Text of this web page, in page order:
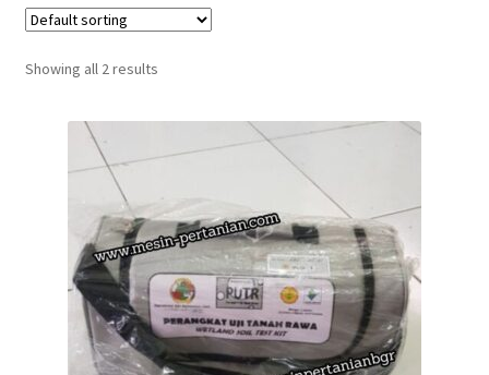
Checkout
Kontak Kami
My account
Sample Page
Showing all 2 results